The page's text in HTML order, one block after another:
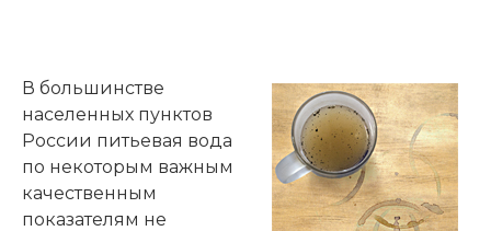
В большинстве
населенных пунктов
России питьевая вода
по некоторым важным
качественным
показателям не